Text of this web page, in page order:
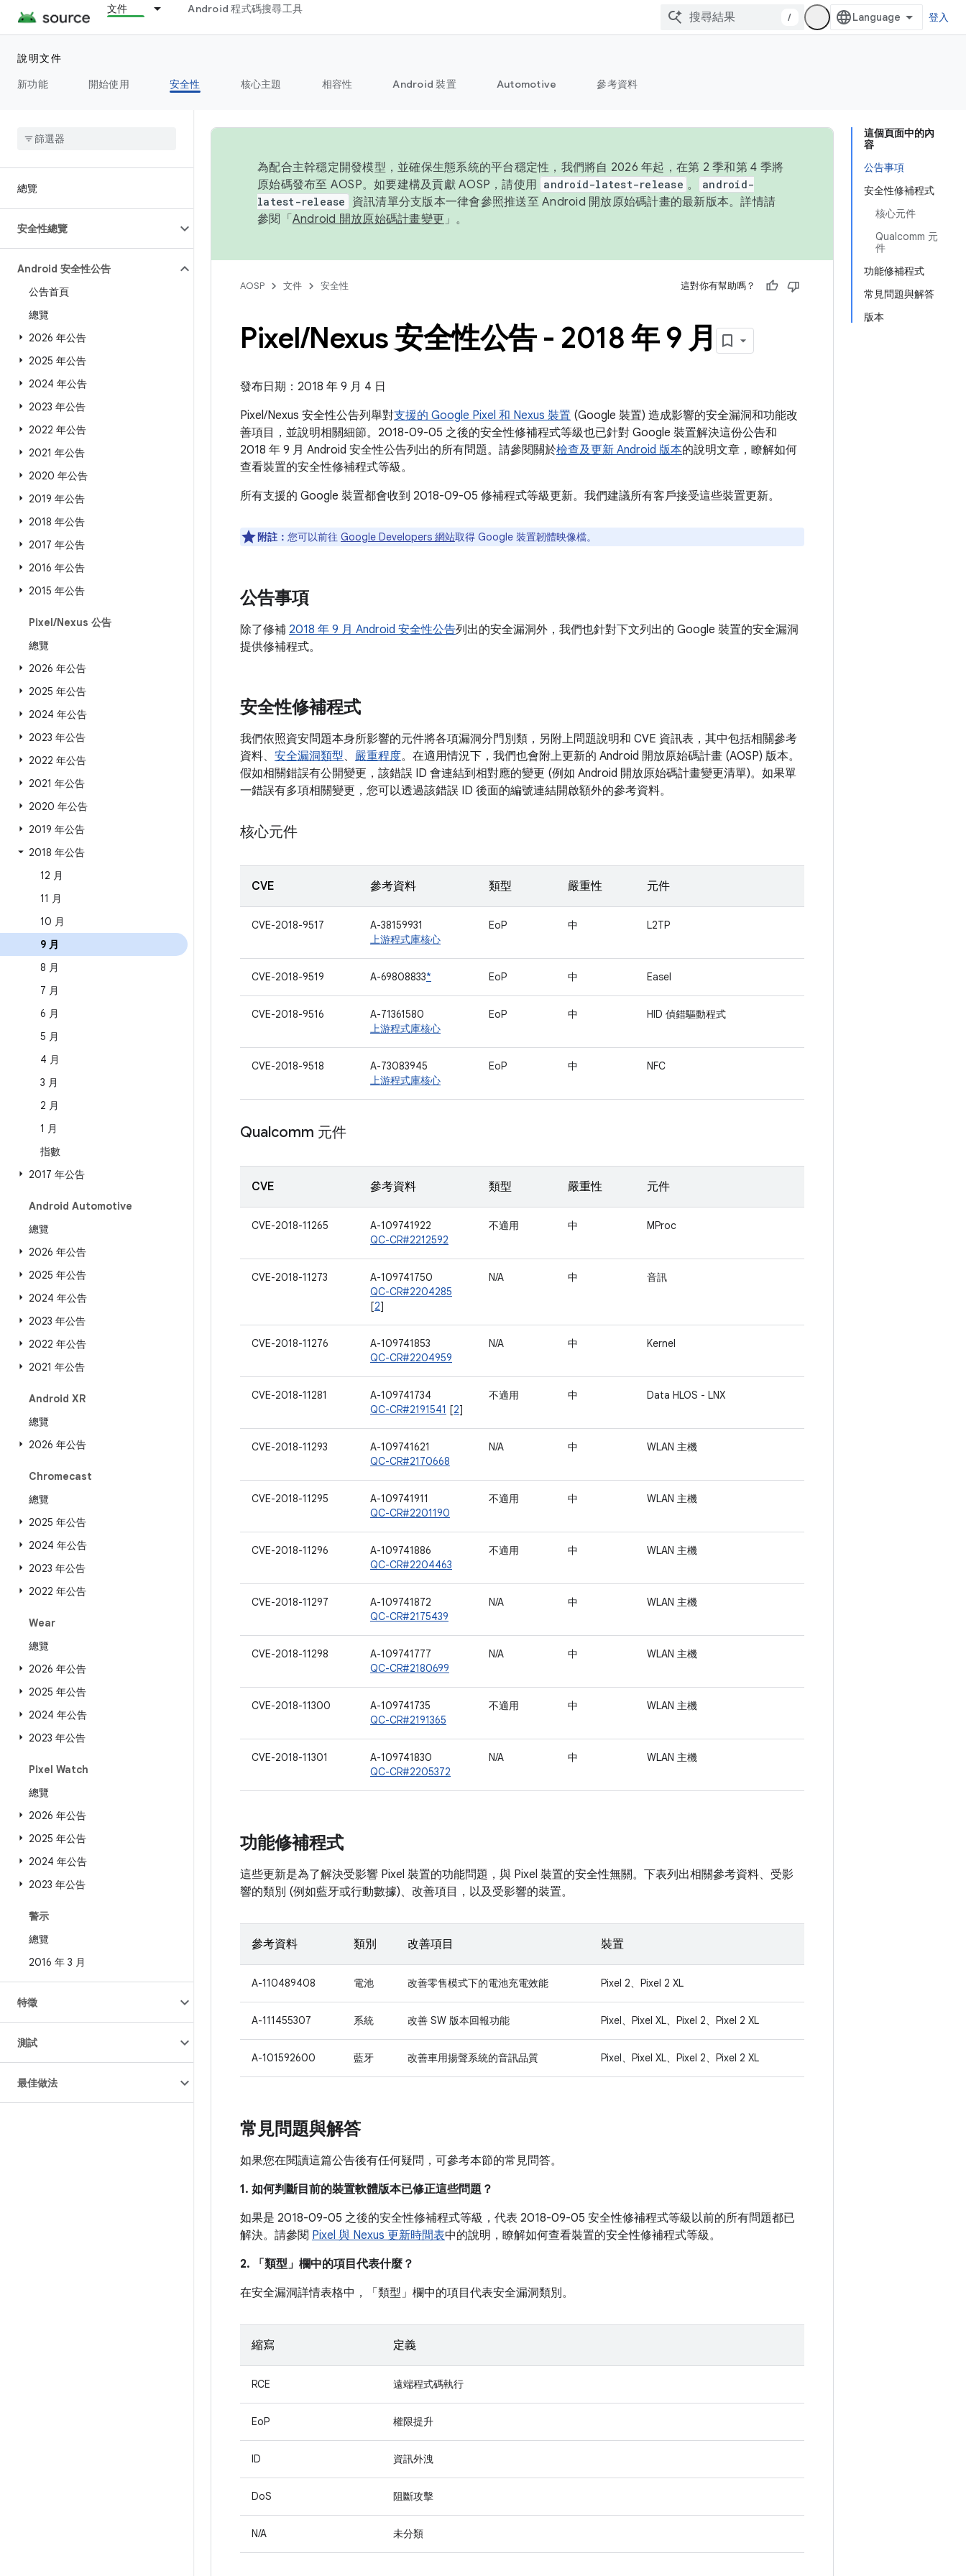
文件 Android 程式碼搜尋工具
/ 登入
說明文件
新功能
開始使用 安全性 核心主題 相容性 Android 裝置 Automotive 參考資料
總覽
安全性總覽
Android 安全性公告
公告首頁
總覽
2026 年公告
2025 年公告
2024 年公告
2023 年公告
2022 年公告
2021 年公告
2020 年公告
2019 年公告
2018 年公告
2017 年公告
2016 年公告
2015 年公告
Pixel/Nexus 公告
總覽
2026 年公告
2025 年公告
2024 年公告
2023 年公告
2022 年公告
2021 年公告
2020 年公告
2019 年公告
2018 年公告
12 月
11 月
10 月
9 月
8 月
7 月
6 月
5 月
4 月
3 月
2 月
1 月
指數
2017 年公告
Android Automotive
總覽
2026 年公告
2025 年公告
2024 年公告
2023 年公告
2022 年公告
2021 年公告
Android XR
總覽
2026 年公告
Chromecast
總覽
2025 年公告
2024 年公告
2023 年公告
2022 年公告
Wear
總覽
2026 年公告
2025 年公告
2024 年公告
2023 年公告
Pixel Watch
總覽
2026 年公告
2025 年公告
2024 年公告
2023 年公告
警示
總覽
2016 年 3 月
特徵
測試
最佳做法
這個頁面中的內
容
公告事項
安全性修補程式
核心元件
Qualcomm 元
件
功能修補程式
常見問題與解答
版本
為配合主幹穩定開發模型，並確保生態系統的平台穩定性，我們將自 2026 年起，在第 2 季和第 4 季將
原始碼發布至 AOSP。如要建構及貢獻 AOSP，請使用 android-latest-release 。
android-
latest-release
資訊清單分支版本一律會參照推送至 Android 開放原始碼計畫的最新版本。詳情請
參閱「 Android 開放原始碼計畫變更 」。
AOSP 文件 安全性 這對你有幫助嗎？
Pixel/Nexus 安全性公告 - 2018 年 9 月
發布日期：2018 年 9 月 4 日
Pixel/Nexus 安全性公告列舉對支援的 Google Pixel 和 Nexus 裝置 (Google 裝置) 造成影響的安全漏洞和功能改
善項目，並說明相關細節。2018-09-05 之後的安全性修補程式等級也已針對 Google 裝置解決這份公告和
2018 年 9 月 Android 安全性公告列出的所有問題。請參閱關於檢查及更新 Android 版本的說明文章，瞭解如何
查看裝置的安全性修補程式等級。
所有支援的 Google 裝置都會收到 2018-09-05 修補程式等級更新。我們建議所有客戶接受這些裝置更新。
附註： 您可以前往 Google Developers 網站取得 Google 裝置韌體映像檔。
公告事項
除了修補 2018 年 9 月 Android 安全性公告列出的安全漏洞外，我們也針對下文列出的 Google 裝置的安全漏洞
提供修補程式。
安全性修補程式
我們依照資安問題本身所影響的元件將各項漏洞分門別類，另附上問題說明和 CVE 資訊表，其中包括相關參考
資料、 安全漏洞類型、 嚴重程度。在適用情況下，我們也會附上更新的 Android 開放原始碼計畫 (AOSP) 版本。
假如相關錯誤有公開變更，該錯誤 ID 會連結到相對應的變更 (例如 Android 開放原始碼計畫變更清單)。如果單
一錯誤有多項相關變更，您可以透過該錯誤 ID 後面的編號連結開啟額外的參考資料。
核心元件
CVE 參考資料 類型 嚴重性 元件
CVE-2018-9517
A-38159931
上游程式庫核心
EoP 中 L2TP
CVE-2018-9519 A-69808833* EoP 中 Easel
CVE-2018-9516
A-71361580
上游程式庫核心
EoP 中 HID 偵錯驅動程式
CVE-2018-9518
A-73083945
上游程式庫核心
EoP 中 NFC
Qualcomm 元件
CVE 參考資料 類型 嚴重性 元件
CVE-2018-11265
A-109741922
QC-CR#2212592
不適用 中 MProc
CVE-2018-11273
A-109741750
QC-CR#2204285
[2]
N/A 中 音訊
CVE-2018-11276
A-109741853
QC-CR#2204959
N/A 中 Kernel
CVE-2018-11281
A-109741734
QC-CR#2191541 [2]
不適用 中 Data HLOS - LNX
CVE-2018-11293
A-109741621
QC-CR#2170668
N/A 中 WLAN 主機
CVE-2018-11295
A-109741911
QC-CR#2201190
不適用 中 WLAN 主機
CVE-2018-11296
A-109741886
QC-CR#2204463
不適用 中 WLAN 主機
CVE-2018-11297
A-109741872
QC-CR#2175439
N/A 中 WLAN 主機
CVE-2018-11298
A-109741777
QC-CR#2180699
N/A 中 WLAN 主機
CVE-2018-11300
A-109741735
QC-CR#2191365
不適用 中 WLAN 主機
CVE-2018-11301
A-109741830
QC-CR#2205372
N/A 中 WLAN 主機
功能修補程式
這些更新是為了解決受影響 Pixel 裝置的功能問題，與 Pixel 裝置的安全性無關。下表列出相關參考資料、受影
響的類別 (例如藍牙或行動數據)、改善項目，以及受影響的裝置。
參考資料 類別 改善項目 裝置
A-110489408 電池 改善零售模式下的電池充電效能 Pixel 2、Pixel 2 XL
A-111455307 系統 改善 SW 版本回報功能 Pixel、Pixel XL、Pixel 2、Pixel 2 XL
A-101592600 藍牙 改善車用揚聲系統的音訊品質 Pixel、Pixel XL、Pixel 2、Pixel 2 XL
常見問題與解答
如果您在閱讀這篇公告後有任何疑問，可參考本節的常見問答。
1. 如何判斷目前的裝置軟體版本已修正這些問題？
如果是 2018-09-05 之後的安全性修補程式等級，代表 2018-09-05 安全性修補程式等級以前的所有問題都已
解決。請參閱 Pixel 與 Nexus 更新時間表中的說明，瞭解如何查看裝置的安全性修補程式等級。
2. 「類型」 欄中的項目代表什麼？
在安全漏洞詳情表格中，「類型」 欄中的項目代表安全漏洞類別。
縮寫 定義
RCE 遠端程式碼執行
EoP 權限提升
ID 資訊外洩
DoS 阻斷攻擊
N/A 未分類